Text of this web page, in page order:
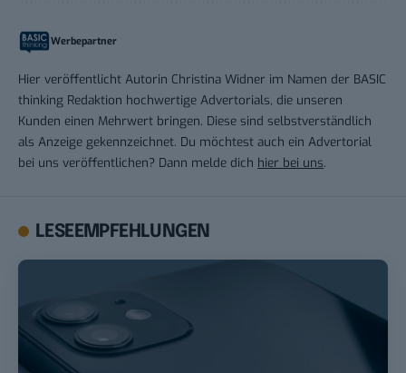
Werbepartner
Hier veröffentlicht Autorin Christina Widner im Namen der BASIC
thinking Redaktion hochwertige Advertorials, die unseren
Kunden einen Mehrwert bringen. Diese sind selbstverständlich
als Anzeige gekennzeichnet. Du möchtest auch ein Advertorial
bei uns veröffentlichen? Dann melde dich hier bei uns.
LESEEMPFEHLUNGEN